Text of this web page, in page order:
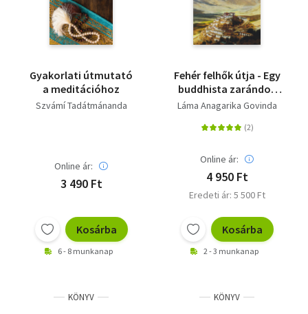
Gyakorlati útmutató
a meditációhoz
Szvámí Tadátmánanda
Online ár:
3 490 Ft
Kosárba
6 - 8 munkanap
Fehér felhők útja - Egy
buddhista zarándok
Tibetben
Láma Anagarika Govinda
Online ár:
4 950 Ft
Eredeti ár: 5 500 Ft
Kosárba
2 - 3 munkanap
KÖNYV KÖNYV